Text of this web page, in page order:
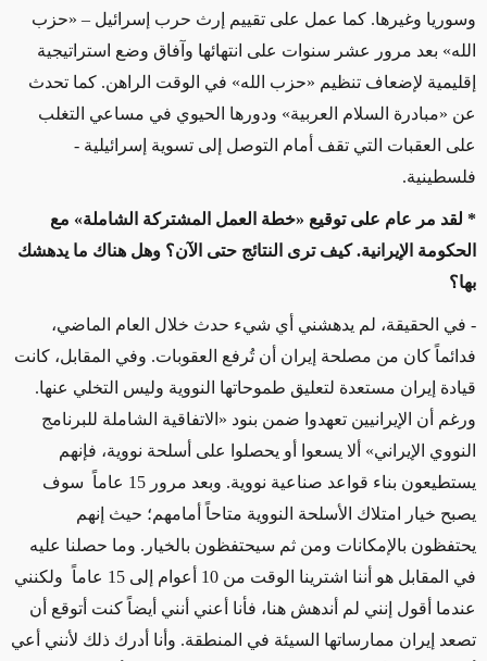
وسوريا وغيرها. كما عمل على تقييم إرث حرب إسرائيل – «حزب
الله» بعد مرور عشر سنوات على انتهائها وآفاق وضع استراتيجية
إقليمية لإضعاف تنظيم «حزب الله» في الوقت الراهن. كما تحدث
عن «مبادرة السلام العربية» ودورها الحيوي في مساعي التغلب
على العقبات التي تقف أمام التوصل إلى تسوية إسرائيلية -
فلسطينية.
* لقد مر عام على توقيع «خطة العمل المشتركة الشاملة» مع
الحكومة الإيرانية. كيف ترى النتائج حتى الآن؟ وهل هناك ما يدهشك
بها؟
- في الحقيقة، لم يدهشني أي شيء حدث خلال العام الماضي،
فدائماً كان من مصلحة إيران أن تُرفع العقوبات. وفي المقابل، كانت
قيادة إيران مستعدة لتعليق طموحاتها النووية وليس التخلي عنها.
ورغم أن الإيرانيين تعهدوا ضمن بنود «الاتفاقية الشاملة للبرنامج
النووي الإيراني» ألا يسعوا أو يحصلوا على أسلحة نووية، فإنهم
يستطيعون بناء قواعد صناعية نووية. وبعد مرور 15 عاماً سوف
يصبح خيار امتلاك الأسلحة النووية متاحاً أمامهم؛ حيث إنهم
يحتفظون بالإمكانات ومن ثم سيحتفظون بالخيار. وما حصلنا عليه
في المقابل هو أننا اشترينا الوقت من 10 أعوام إلى 15 عاماً ولكنني
عندما أقول إنني لم أندهش هنا، فأنا أعني أنني أيضاً كنت أتوقع أن
تصعد إيران ممارساتها السيئة في المنطقة. وأنا أدرك ذلك لأنني أعي